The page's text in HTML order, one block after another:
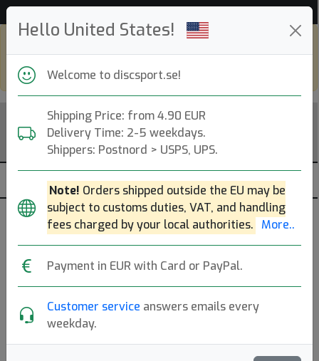
Hello United States!
Welcome to discsport.se!
Shipping Price: from 4.90 EUR
Delivery Time: 2-5 weekdays.
Shippers: Postnord > USPS, UPS.
Note! Orders shipped outside the EU may be
subject to customs duties, VAT, and handling
fees charged by your local authorities. More..
Payment in EUR with Card or PayPal.
Customer service answers emails every
weekday.
go todiscsport.com
Discgolfväskor - E-RaY
Axelväskor Träningsväskor Axelremmar